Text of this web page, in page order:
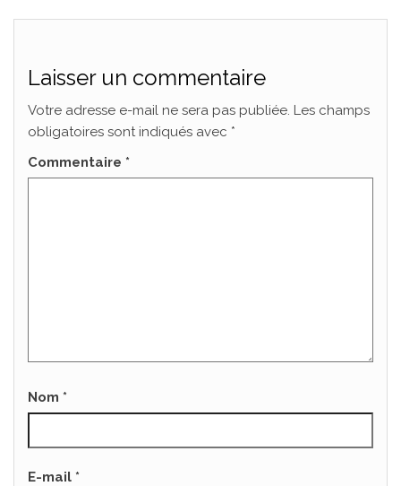
Laisser un commentaire
Votre adresse e-mail ne sera pas publiée. Les champs
obligatoires sont indiqués avec *
Commentaire *
Nom *
E-mail *